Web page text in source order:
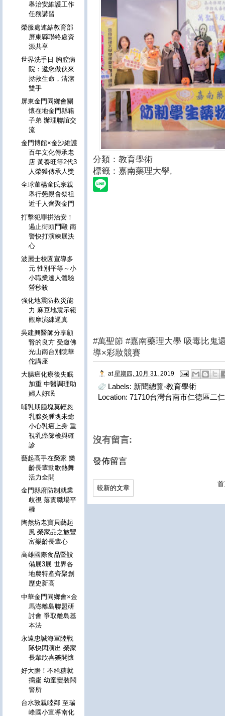
分類：教育學術
標籤：嘉南藥理大學,
#萬聖節 #嘉南藥理大學 吸毒比鬼
導×彩妝競賽
at 星期四, 10月 31, 2019
Labels: 新聞總覽-教育學術
Location: 71710台灣台南市仁德區二
沒有留言:
發佈留言
較新的文章
舉治安維護工作
任務講習
榮服處連結教育部
屏東縣聯絡處資
源共享
世界洗手日 胸腔病
院：邀您做伙來
拯救生命，清潔
雙手
屏東金門同鄉會關
懷在地金門縣籍
子弟 辦理聯誼交
流
金門博館×金沙維護
百年文化傳承老
店 黃養旺等2代3
人榮獲傳承人獎
全球董楊童氏宗親
舉行懇親會祭祖
近千人齊聚金門
打擊犯罪拼治安！
遏止街頭鬥毆 南
警快打演練展決
心
波麗士校園宣導多
元 性別平等～小
小職業達人體驗
營秒殺
強化地震防救災能
力 麻豆地震示範
觀摩演練逼真
吳建興醫師分享顧
腎的良方 受邀佛
光山南台別院華
佗講座
大腸癌化療後失眠
加重 中醫調理助
婦人好眠
哺乳期腫塊莫輕忽
乳腺炎腫塊未癒
小心乳癌上身 重
視乳癌篩檢與確
診
藝起高手在榮家 樂
齡長輩勁歌熱舞
活力全開
金門縣府防制就業
歧視 落實職場平
權
陶然坊老寶貝藝起
風 榮家品之旅豐
富樂齡長輩心
高雄國際食品暨設
備展3展 世界各
地農特產齊聚創
歷史新高
中華金門同鄉會×金
馬澎離島聯盟研
討會 爭取離島基
本法
永遠忠誠海軍陸戰
隊快閃演出 榮家
長輩欣喜樂開懷
好大膽！不給糖就
搗蛋 幼童變裝鬧
警所
台水敦親睦鄰 至瑞
峰國小宣導南化